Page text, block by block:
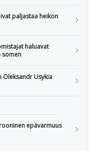
paljastaa heikon
haluavat
somen
Oleksandr Usykia
epävarmuus